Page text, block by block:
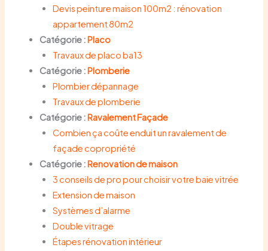
Devis peinture maison 100m2 : rénovation
appartement 80m2
Catégorie :Placo
Travaux de placo ba13
Catégorie :Plomberie
Plombier dépannage
Travaux de plomberie
Catégorie :Ravalement Façade
Combien ça coûte enduit un ravalement de
façade copropriété
Catégorie :Renovation de maison
3 conseils de pro pour choisir votre baie vitrée
Extension de maison
Systèmes d’alarme
Double vitrage
Étapes rénovation intérieur